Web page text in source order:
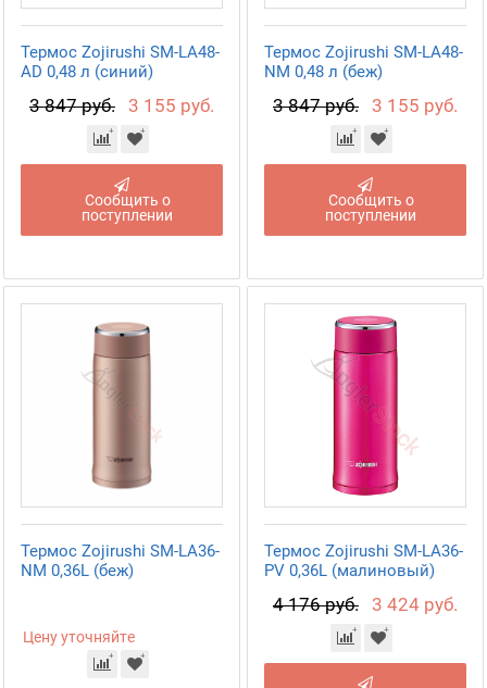
Термос Zojirushi SM-LA48-
AD 0,48 л (синий)
3 847 руб. 3 155 руб.
Сообщить о
поступлении
Термос Zojirushi SM-LA48-
NM 0,48 л (беж)
3 847 руб. 3 155 руб.
Сообщить о
поступлении
Термос Zojirushi SM-LA36-
NM 0,36L (беж)
Цену уточняйте
Термос Zojirushi SM-LA36-
PV 0,36L (малиновый)
4 176 руб. 3 424 руб.